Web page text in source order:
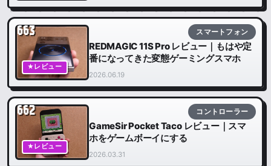
★レビュー
663 スマートフォン
REDMAGIC 11S Pro レビュー｜もはや定
番になってきた変態ゲーミングスマホ
2026.06.19
★レビュー
662 コントローラー
GameSir Pocket Taco レビュー｜スマ
ホをゲームボーイにする
2026.03.31